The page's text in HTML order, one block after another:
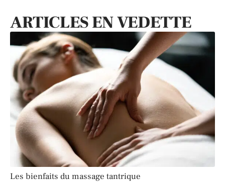
ARTICLES EN VEDETTE
Les bienfaits du massage tantrique